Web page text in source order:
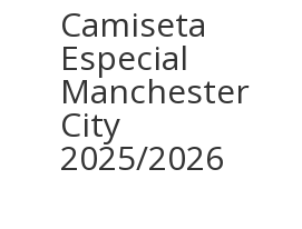
Camiseta
Especial
Manchester
City
2025/2026